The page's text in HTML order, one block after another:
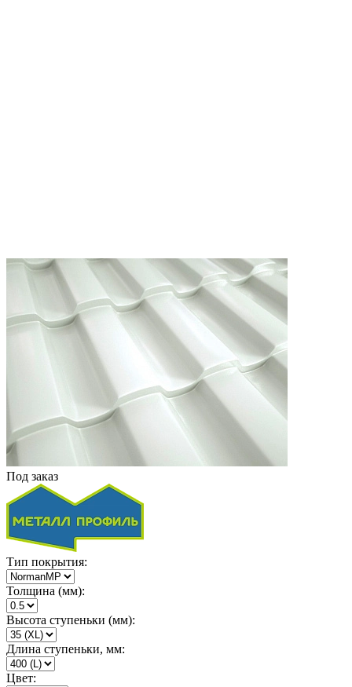
Под заказ
Тип покрытия:
Толщина (мм):
Высота ступеньки (мм):
Длина ступеньки, мм:
Цвет: